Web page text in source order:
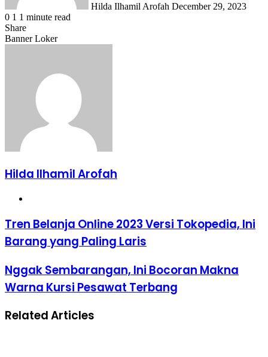
Hilda Ilhamil Arofah December 29, 2023
0 1 1 minute read
Share
Facebook
X
LinkedIn
WhatsApp
Share
Banner Loker
Hilda Ilhamil Arofah
Tren
Belanja
Online
Tokopedia,
Ini
Barang
Paling
Tren Belanja Online 2023 Versi Tokopedia, Ini
Barang yang Paling Laris
Nggak
Sembarangan,
Ini
Makna
Warna
Nggak Sembarangan, Ini Bocoran Makna
Warna Kursi Pesawat Terbang
Related Articles